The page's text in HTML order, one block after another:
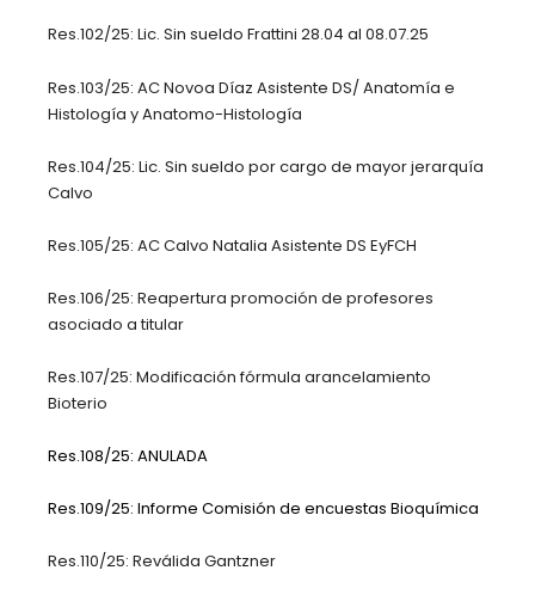
Res.102/25: Lic. Sin sueldo Frattini 28.04 al 08.07.25
Res.103/25: AC Novoa Díaz Asistente DS/ Anatomía e
Histología y Anatomo-Histología
Res.104/25: Lic. Sin sueldo por cargo de mayor jerarquía
Calvo
Res.105/25: AC Calvo Natalia Asistente DS EyFCH
Res.106/25: Reapertura promoción de profesores
asociado a titular
Res.107/25: Modificación fórmula arancelamiento
Bioterio
Res.108/25: ANULADA
Res.109/25: Informe Comisión de encuestas Bioquímica
Res.110/25: Reválida Gantzner